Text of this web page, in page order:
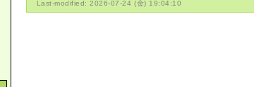
Last-modified: 2026-07-24 (金) 19:04:10